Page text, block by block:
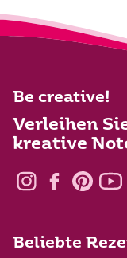
Be creative!
Verleihen
kreative
Beliebte